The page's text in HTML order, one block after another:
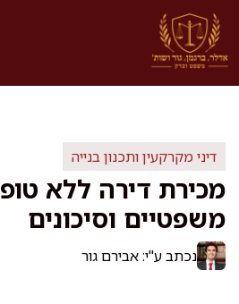
לדלג
לתוכן
דיני מקרקעין ותכנון בנייה
משפטיים וסיכונים
נכתב ע"י: אבירם גור